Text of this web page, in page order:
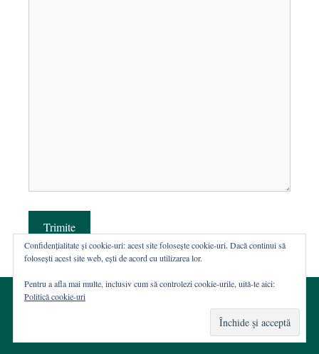
Trimite
Web hosting şi dezvoltare Wordpress:
Casa de WEB
Confidențialitate și cookie-uri: acest site folosește cookie-uri. Dacă continui să
folosești acest site web, ești de acord cu utilizarea lor.
Pentru a afla mai multe, inclusiv cum să controlezi cookie-urile, uită-te aici:
Politică cookie-uri